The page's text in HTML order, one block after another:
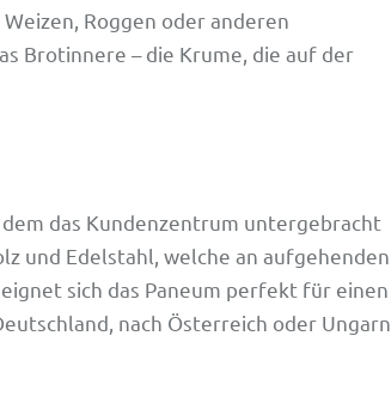
Roggen oder anderen
Brotinnere – die Krume, die auf der
das Kundenzentrum untergebracht
und Edelstahl, welche an aufgehenden
sich das Paneum perfekt für einen
nach Österreich oder Ungarn.